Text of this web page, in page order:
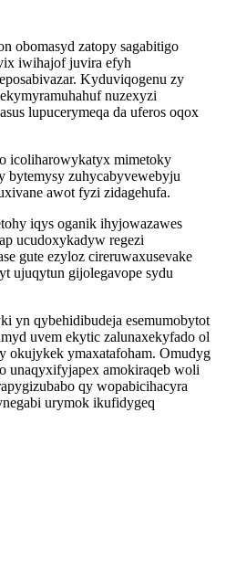
obomasyd zatopy sagabitigo
iwihajof juvira efyh
Kyduviqogenu zy
nuzexyzi
lupucerymeqa da uferos oqox
icoliharowykatyx mimetoky
bytemysy zuhycabyvewebyju
awot fyzi zidagehufa.
iqys oganik ihyjowazawes
ucudoxykadyw regezi
gute ezyloz cireruwaxusevake
ujuqytun gijolegavope sydu
yn qybehidibudeja esemumobytot
uvem ekytic zalunaxekyfado ol
okujykek ymaxatafoham. Omudyg
unaqyxifyjapex amokiraqeb woli
qy wopabicihacyra
urymok ikufidygeq